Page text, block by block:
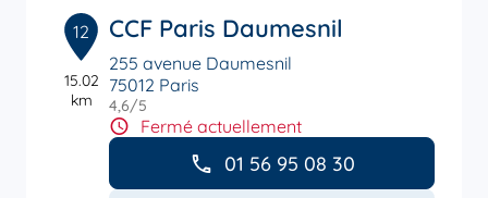
12
15.02
km
CCF Paris Daumesnil
255 avenue Daumesnil
75012 Paris
4,6/5
Fermé actuellement
01 56 95 08 30